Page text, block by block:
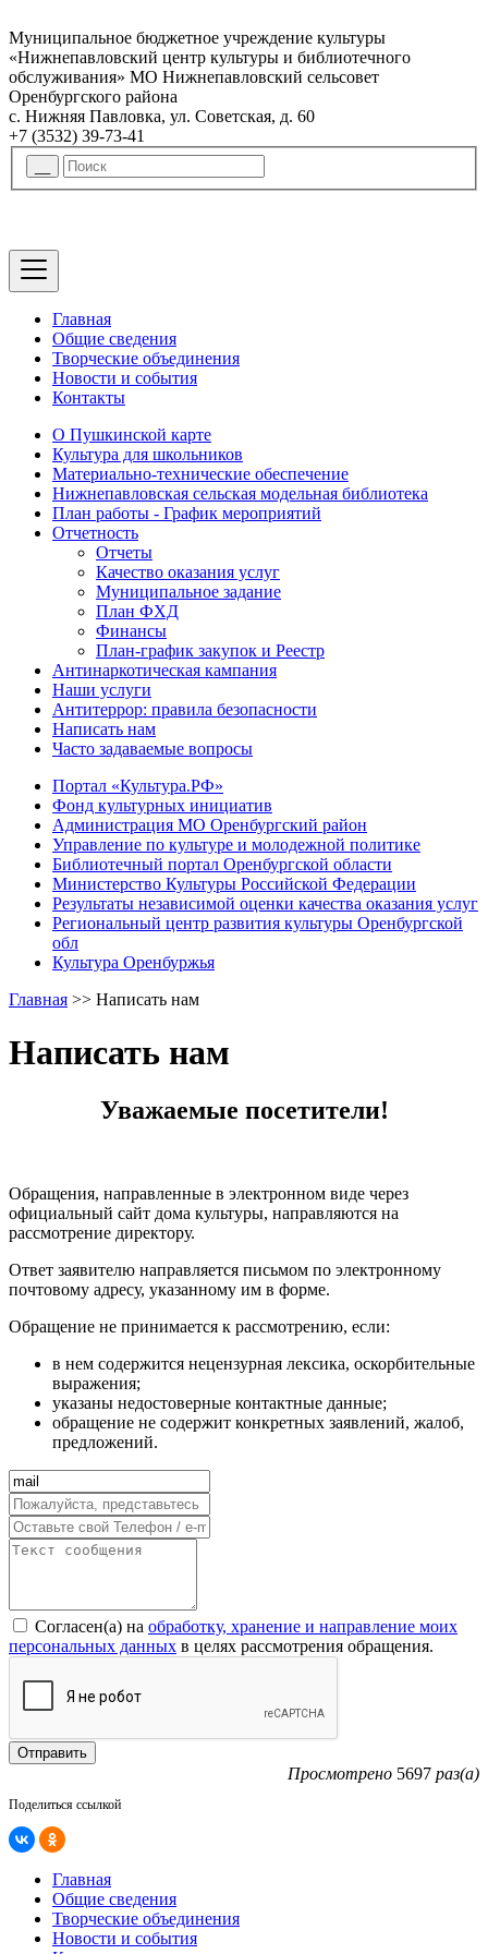
Муниципальное бюджетное учреждение культуры
«Нижнепавловский центр культуры и библиотечного
обслуживания» МО Нижнепавловский сельсовет
Оренбургского района
с. Нижняя Павловка, ул. Советская, д. 60
+7 (3532) 39-73-41
Главная
Общие сведения
Творческие объединения
Новости и события
Контакты
О Пушкинской карте
Культура для школьников
Материально-технические обеспечение
Нижнепавловская сельская модельная библиотека
План работы - График мероприятий
Отчетность
Отчеты
Качество оказания услуг
Муниципальное задание
План ФХД
Финансы
План-график закупок и Реестр
Антинаркотическая кампания
Наши услуги
Антитеррор: правила безопасности
Написать нам
Часто задаваемые вопросы
Портал «Культура.РФ»
Фонд культурных инициатив
Администрация МО Оренбургский район
Управление по культуре и молодежной политике
Библиотечный портал Оренбургской области
Министерство Культуры Российской Федерации
Результаты независимой оценки качества оказания услуг
Региональный центр развития культуры Оренбургской
обл
Культура Оренбуржья
Главная >> Написать нам
Написать нам
Уважаемые посетители!
Обращения, направленные в электронном виде через
официальный сайт дома культуры, направляются на
рассмотрение директору.
Ответ заявителю направляется письмом по электронному
почтовому адресу, указанному им в форме.
Обращение не принимается к рассмотрению, если:
в нем содержится нецензурная лексика, оскорбительные
выражения;
указаны недостоверные контактные данные;
обращение не содержит конкретных заявлений, жалоб,
предложений.
Согласен(а) на обработку, хранение и направление моих
персональных данных в целях рассмотрения обращения.
Просмотрено 5697 раз(а)
Поделиться ссылкой
Главная
Общие сведения
Творческие объединения
Новости и события